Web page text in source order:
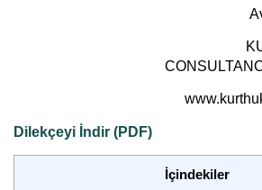
Av.
KURT
Dilekçeyi İndir (PDF)
İçindekiler